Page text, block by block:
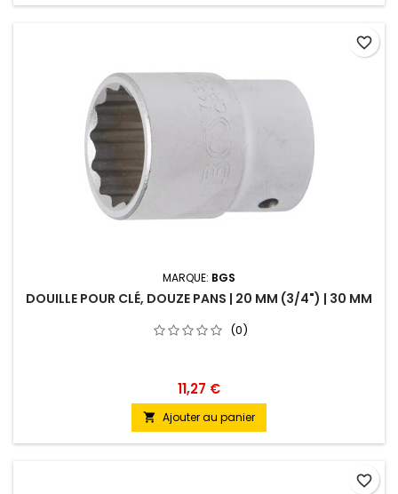
MARQUE: BGS
DOUILLE POUR CLÉ, DOUZE PANS | 20 MM (3/4") | 30 MM
(0)
11,27 €
 Ajouter au panier
favorite_border
favorite_border